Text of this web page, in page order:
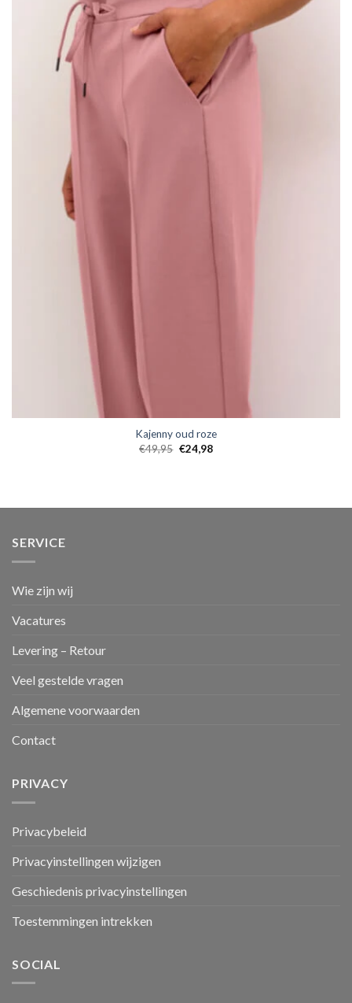
Kajenny oud roze
€49,95 €24,98
SERVICE
Wie zijn wij
Vacatures
Levering – Retour
Veel gestelde vragen
Algemene voorwaarden
Contact
PRIVACY
Privacybeleid
Privacyinstellingen wijzigen
Geschiedenis privacyinstellingen
Toestemmingen intrekken
SOCIAL